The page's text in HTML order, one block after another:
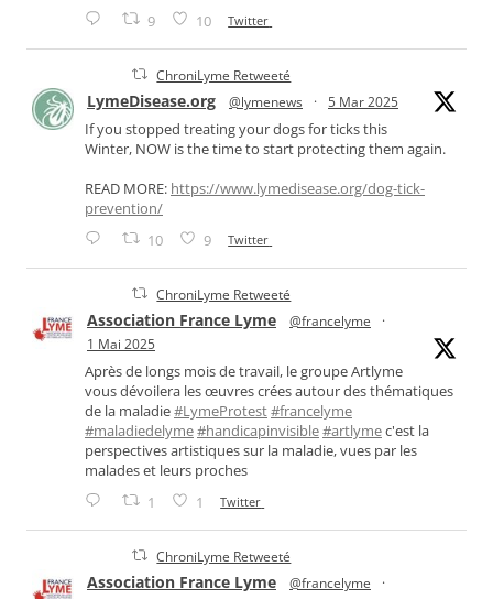
9 10 Twitter
ChroniLyme Retweeté
LymeDisease.org @lymenews · 5 Mar 2025
If you stopped treating your dogs for ticks this
Winter, NOW is the time to start protecting them again.
READ MORE: https://www.lymedisease.org/dog-tick-
prevention/
10 9 Twitter
ChroniLyme Retweeté
Association France Lyme @francelyme
·
1 Mai 2025
Après de longs mois de travail, le groupe Artlyme
vous dévoilera les œuvres crées autour des thématiques
de la maladie#LymeProtest#francelyme
#maladiedelyme#handicapinvisible#artlymec'est la
perspectives artistiques sur la maladie, vues par les
malades et leurs proches
1 1 Twitter
ChroniLyme Retweeté
Association France Lyme @francelyme
·